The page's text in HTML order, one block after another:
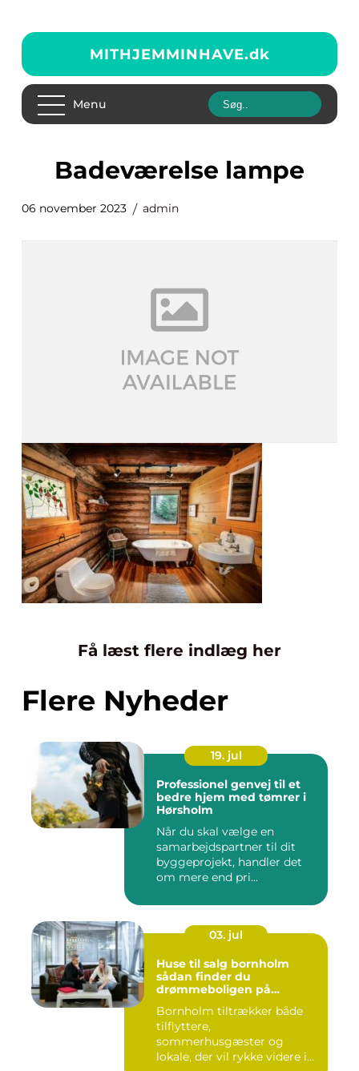
MITHJEMMINHAVE.dk
Menu
badeværelse lampe
06 november 2023 admin
Få læst flere indlæg her
Flere Nyheder
19. jul
Professionel genvej til et
bedre hjem med tømrer i
Hørsholm
Når du skal vælge en
samarbejdspartner til dit
byggeprojekt, handler det
om mere end pri...
03. jul
Huse til salg bornholm
sådan finder du
drømmeboligen på
Bornholm tiltrækker både
tilflyttere,
sommerhusgæster og
lokale, der vil rykke videre i